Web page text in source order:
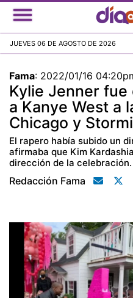
JUEVES 06 DE AGOSTO DE 2026
Fama: 2022/01/16
Kylie Jenner
a Kanye West a
Chicago y Stormi
El rapero había subido un
afirmaba que Kim
dirección de la celebración.
Redacción Fama